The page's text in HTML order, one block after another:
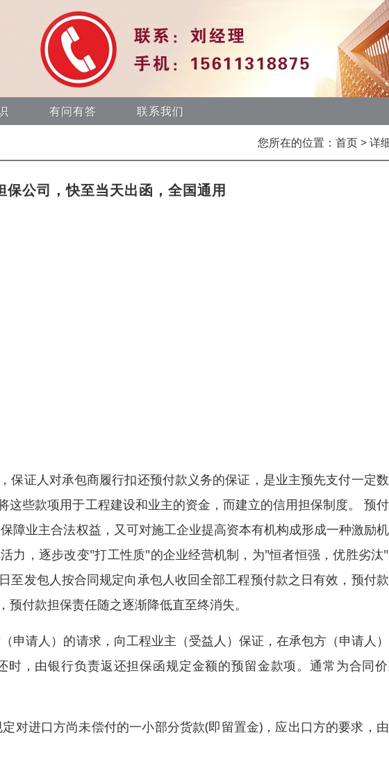
有问有答 联系我们
您所在的位置： 首页> 详
保公司，快至当天出函，全国通用
保证人对承包商履行扣还预付款义务的保证，是业主预先支付一定
这些款项用于工程建设和业主的资金，而建立的信用担保制度。 预
障业主合法权益，又可对施工企业提高资本有机构成形成一种激励
力，逐步改变"打工性质"的企业经营机制，为"恒者恒强，优胜劣汰
至发包人按合同规定向承包人收回全部工程预付款之日有效，预付
付款担保责任随之逐渐降低直至终消失。
申请人）的请求，向工程业主（受益人）保证，在承包方（申请人
，由银行负责返还担保函规定金额的预留金款项。通常为合同
对进口方尚未偿付的一小部分货款(即留置金)，应出口方的要求，